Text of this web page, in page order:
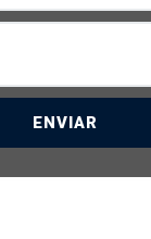
ENVIAR